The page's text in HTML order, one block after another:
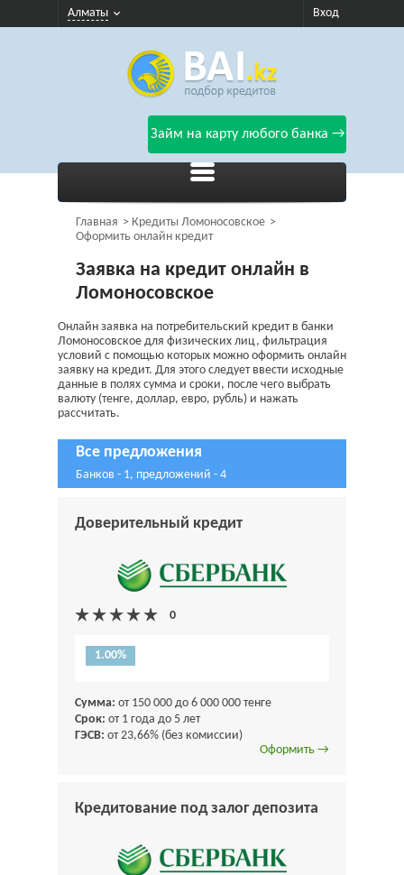
Алматы Вход
Займ на карту любого банка →
Главная
Кредиты Ломоносовское
Оформить онлайн кредит
Заявка на кредит онлайн в
Ломоносовское
Онлайн заявка на потребительский кредит в банки
Ломоносовское для физических лиц, фильтрация
условий с помощью которых можно оформить онлайн
заявку на кредит. Для этого следует ввести исходные
данные в полях сумма и сроки, после чего выбрать
валюту (тенге, доллар, евро, рубль) и нажать
рассчитать.
Все предложения
Банков - 1, предложений - 4
Доверительный кредит
1.00%
Сумма: от 150 000 до 6 000 000 тенге
Срок: от 1 года до 5 лет
ГЭСВ: от 23,66% (без комиссии)
Оформить →
Кредитование под залог депозита